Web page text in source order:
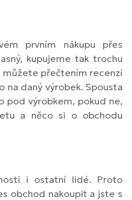
prvním nákupu přes
kupujeme tak trochu
můžete přečtením recenzí
na daný výrobek. Spousta
pod výrobkem, pokud ne,
a něco si o obchodu
i ostatní lidé. Proto
obchod nakoupit a jste s